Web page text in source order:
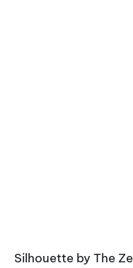
Silhouette by The